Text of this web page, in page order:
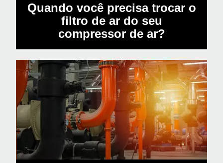
Quando você precisa trocar o
filtro de ar do seu
compressor de ar?